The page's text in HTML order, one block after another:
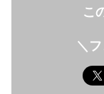
こ
＼